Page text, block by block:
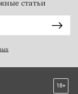
статьи
18+